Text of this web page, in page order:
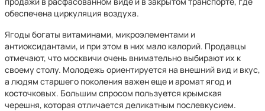
обеспечена циркуляция воздуха.
Ягоды богаты витаминами, микроэлементами и
антиоксидантами, и при этом в них мало калорий. Продавцы
отмечают, что москвичи очень внимательно выбирают их к
своему столу. Молодежь ориентируется на внешний вид и вкус,
а людям старшего поколения важен еще и аромат ягод и
косточковых. Большим спросом пользуется крымская
черешня, которая отличается деликатным послевкусием.